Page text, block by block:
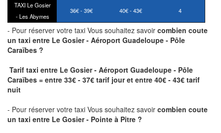
TAXI Le Gosier
- Les Abymes
36€ - 39€ 40€ - 43€ 4
- Pour réserver votre taxi Vous souhaitez savoir combien coute
un taxi entre Le Gosier - Aéroport Guadeloupe - Pôle
Caraïbes ?
Tarif taxi entre Le Gosier - Aéroport Guadeloupe - Pôle
Caraïbes = entre 33€ - 37€ tarif jour et entre 40€ - 43€ tarif
nuit
- Pour réserver votre taxi Vous souhaitez savoir combien coute
un taxi entre Le Gosier - Pointe à Pitre ?